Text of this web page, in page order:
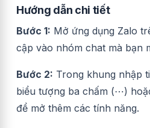
Hướng dẫn chi tiết
Bước 1: Mở ứng dụng Zalo
cập vào nhóm chat mà bạn
Bước 2: Trong khung nhập
biểu tượng ba chấm (⋯)
để mở thêm các tính năng.